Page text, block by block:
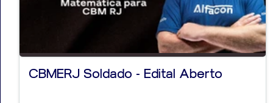
CBMERJ Soldado - Edital Aberto